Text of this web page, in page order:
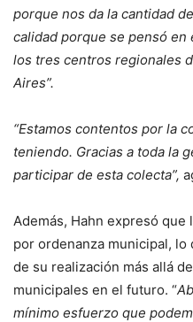
porque nos da la cantidad
calidad porque se pensó en
los tres centros regionales
Aires”.
“Estamos contentos por la
teniendo. Gracias a toda la
participar de esta colecta”,
Además, Hahn expresó que
por ordenanza municipal,
de su realización más allá
municipales en el futuro. “
mínimo esfuerzo que